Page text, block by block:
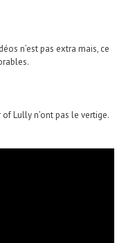
n’est pas extra mais, ce
Lully n’ont pas le vertige.